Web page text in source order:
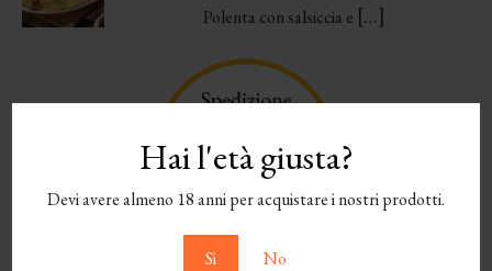
Hai l'età giusta?
Devi avere almeno 18 anni per acquistare i nostri prodotti.
Si No
Polenta con salsiccia e […]